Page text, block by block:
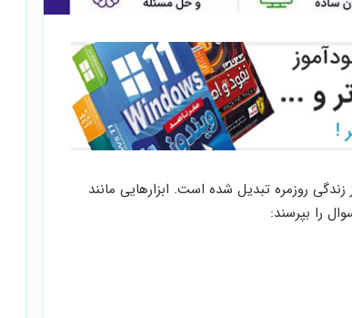
روزمره تبدیل شده است. ابزارهایی مانند